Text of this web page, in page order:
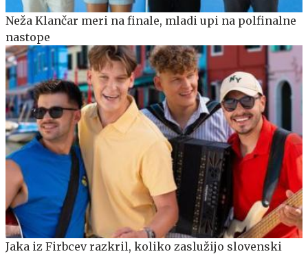
Neža Klančar meri na finale, mladi upi na polfinalne
nastope
Jaka iz Firbcev razkril, koliko zaslužijo slovenski